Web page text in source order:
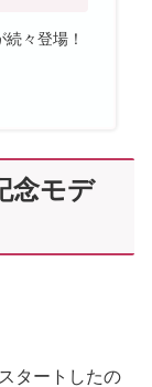
々登場！
念モデ
タートしたの